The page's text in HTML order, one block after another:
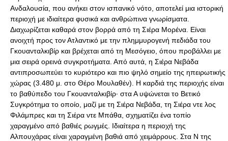
Ανδαλουσία, που ανήκει στον ισπανικό νότο, αποτελεί μια ιστορική
περιοχή με ιδιαίτερα φυσικά και ανθρώπινα γνωρίσματα.
Διαχωρίζεται καθαρά στον βορρά από τη Σιέρα Μορένα. Είναι
ανοιχτή προς τον Ατλαντικό με την πλημμυρογενή πεδιάδα του
Γκουανταλκιβίρ και βρέχεται από τη Μεσόγειο, όπου προβάλλει με
μια σειρά ορεινά συγκροτήματα. Από αυτά, η Σιέρα Νεβάδα
αντιπροσωπεύει το κυριότερο και πιο ψηλό σημείο της ηπειρωτικής
χώρας (3.480 μ. στο Θέρο Μουλαθέν). Η καρδιά της περιοχής είναι
το βαθύπεδο του Γκουανταλκιβίρ· στα Α υψώνεται το Βετικό
Συγκρότημα το οποίο, μαζί με τη Σιέρα Νεβάδα, τη Σιέρα ντε λος
Φιλάμπρες και τη Σιέρα ντε Μπάθα, σχηματίζει ένα τοπίο
χαραγμένο από βαθιές ρωγμές. Ιδιαίτερα η περιοχή της
Αλπουχάρας είναι χαραγμένη βαθιά από χειμάρρους. Στα Ν της